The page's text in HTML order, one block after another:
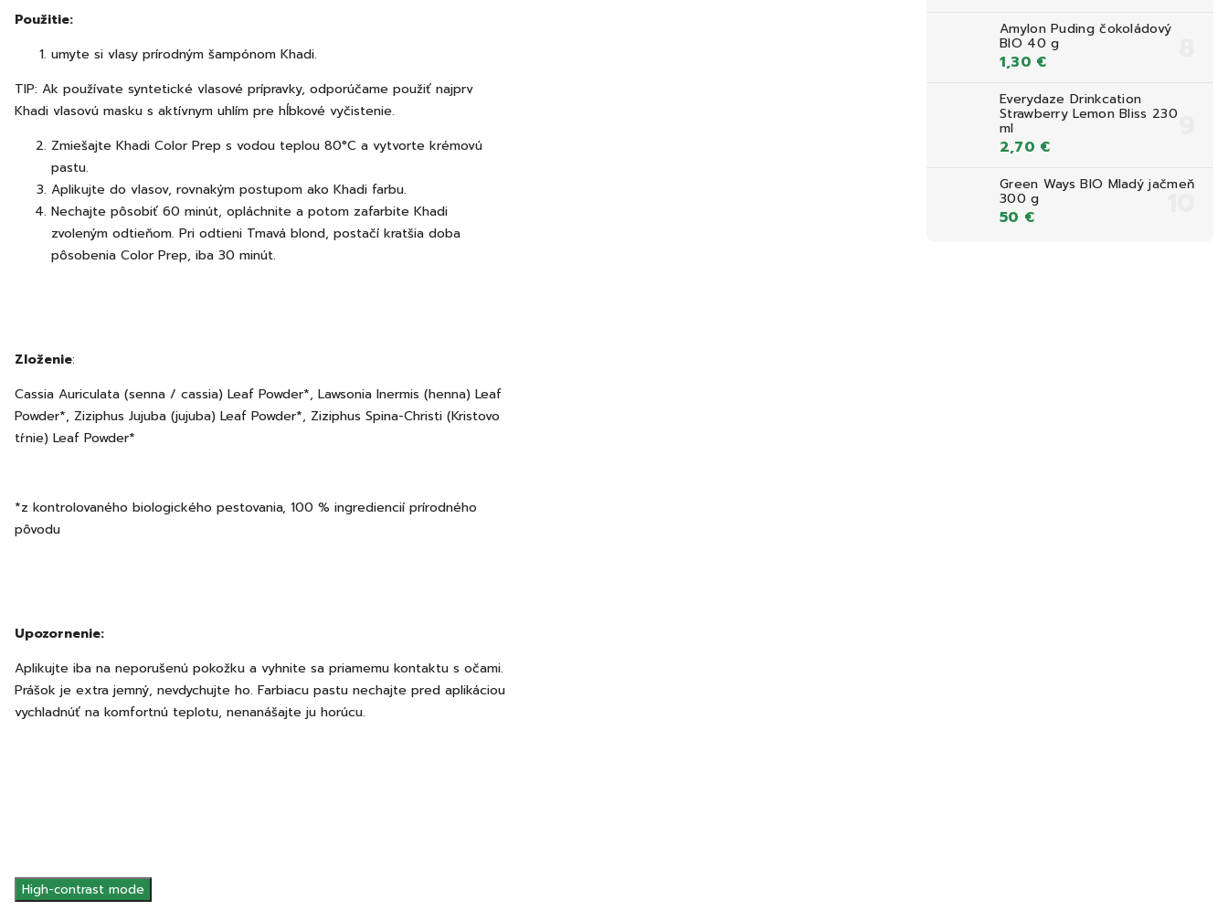
Amylon Puding čokoládový
BIO 40 g
1,30 €
Everydaze Drinkcation
Strawberry Lemon Bliss 230
ml
2,70 €
Green Ways BIO Mladý jačmeň
300 g
50 €
Použitie:
umyte si vlasy prírodným šampónom Khadi.
TIP: Ak používate syntetické vlasové prípravky, odporúčame použiť najprv
Khadi vlasovú masku s aktívnym uhlím pre hĺbkové vyčistenie.
Zmiešajte Khadi Color Prep s vodou teplou 80°C a vytvorte krémovú
pastu.
Aplikujte do vlasov, rovnakým postupom ako Khadi farbu.
Nechajte pôsobiť 60 minút, opláchnite a potom zafarbite Khadi
zvoleným odtieňom. Pri odtieni Tmavá blond, postačí kratšia doba
pôsobenia Color Prep, iba 30 minút.
Zloženie:
Cassia Auriculata (senna / cassia) Leaf Powder*, Lawsonia Inermis (henna) Leaf
Powder*, Ziziphus Jujuba (jujuba) Leaf Powder*, Ziziphus Spina-Christi (Kristovo
tŕnie) Leaf Powder*
*z kontrolovaného biologického pestovania, 100 % ingrediencií prírodného
pôvodu
Upozornenie:
Aplikujte iba na neporušenú pokožku a vyhnite sa priamemu kontaktu s očami.
Prášok je extra jemný, nevdychujte ho. Farbiacu pastu nechajte pred aplikáciou
vychladnúť na komfortnú teplotu, nenanášajte ju horúcu.
High-contrast mode